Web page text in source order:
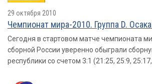
29 октября 2010
Чемпионат мира-2010. Группа D.
Сегодня в стартовом матче чемпионата
сборной России уверенно обыграли
республики со счетом 3:1 (21:25, 25:9,